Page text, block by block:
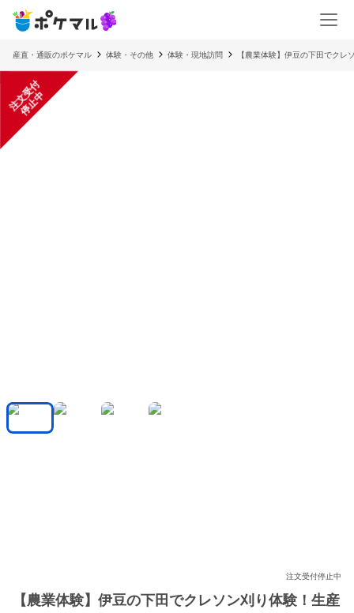
産直・通販のポケマル 体験・その他 体験・現地訪問 【農業体験】伊豆の下田でクレ
注
文
受
付
停
止
中
注文受付停止中
【農業体験】伊豆の下田でクレソン刈り体験！生産